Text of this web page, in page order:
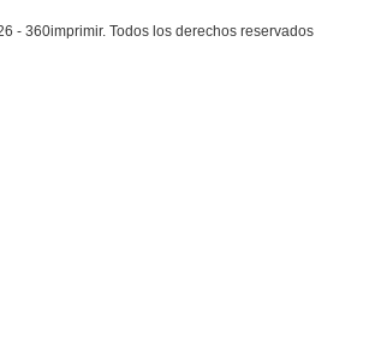
- 360imprimir. Todos los derechos reservados